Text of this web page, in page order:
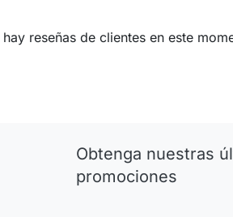
hay reseñas de clientes en este
Obtenga nuestras
promociones